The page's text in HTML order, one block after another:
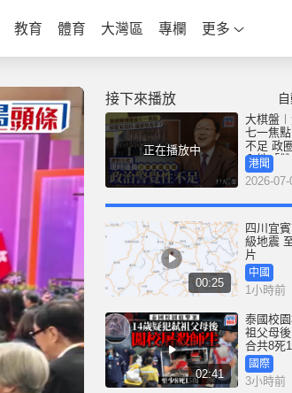
教育 體育 大灣區 專欄 更多
接下來播放
正在播放中
大棋盤
七一焦
不足 政
內地「
作
港聞
2026-
00:25
四川宜
級地震 至少1死6傷｜有
片
中國
1小時前
02:41
泰國校
祖父母
合共8死
國際
3小時前